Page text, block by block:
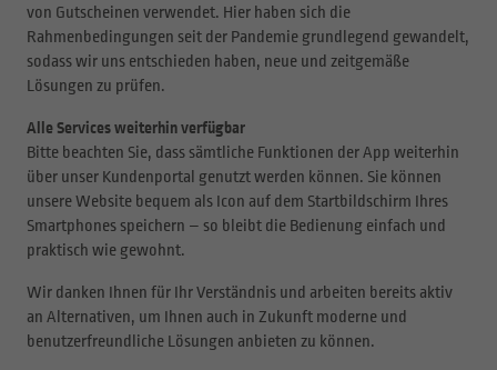
von Gutscheinen verwendet. Hier haben sich die
Rahmenbedingungen seit der Pandemie grundlegend gewandelt,
sodass wir uns entschieden haben, neue und zeitgemäße
Lösungen zu prüfen.
Alle Services weiterhin verfügbar
Bitte beachten Sie, dass sämtliche Funktionen der App weiterhin
über unser Kundenportal genutzt werden können. Sie können
unsere Website bequem als Icon auf dem Startbildschirm Ihres
Smartphones speichern – so bleibt die Bedienung einfach und
praktisch wie gewohnt.
Wir danken Ihnen für Ihr Verständnis und arbeiten bereits aktiv
an Alternativen, um Ihnen auch in Zukunft moderne und
benutzerfreundliche Lösungen anbieten zu können.